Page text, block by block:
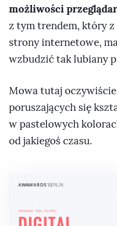
możliwości
z tym trendem, który z
strony internetowe,
wzbudzić tak lubiany
Mowa tutaj
poruszających się
w pastelowych
od jakiegoś czasu.